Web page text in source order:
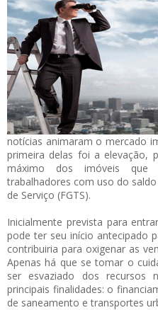
notícias animaram o mercado
primeira delas foi a elevação,
máximo dos imóveis que
trabalhadores com uso do
de Serviço (FGTS).
Inicialmente prevista para
pode ter seu início antecipado
contribuiria para oxigenar as
Apenas há que se tomar o
ser esvaziado dos recursos
principais finalidades: o
de saneamento e transportes